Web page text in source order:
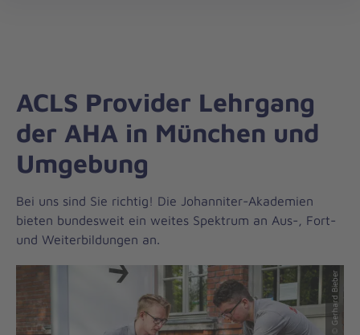
zum
ACLS Provider Lehrgang
der AHA in München und
Umgebung
Bei uns sind Sie richtig! Die Johanniter-Akademien
bieten bundesweit ein weites Spektrum an Aus-, Fort-
und Weiterbildungen an.
© Gerhard Bieber